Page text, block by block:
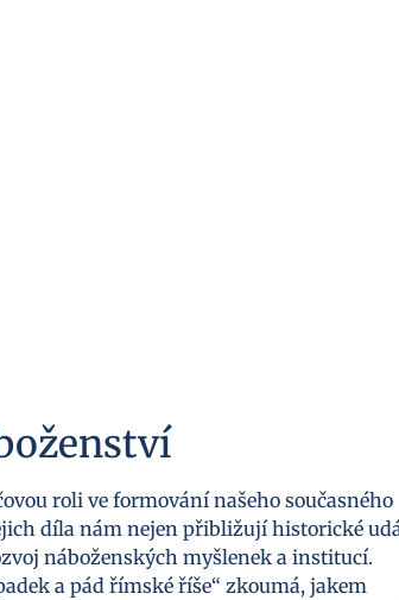
roli ve formování našeho současného
díla nám nejen přibližují historické
náboženských myšlenek a institucí.
a pád římské říše“ zkoumá, jakem